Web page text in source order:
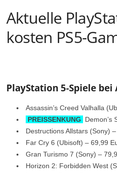
Aktuelle
kosten PS5-
PlayStation 5-Spiele bei
Assassin’s Creed Valhalla
PREISSENKUNG
Demon’s
Destructions Allstars (Sony)
Far Cry 6 (Ubisoft) – 69,99
Gran Turismo 7 (Sony) –
Horizon 2: Forbidden West